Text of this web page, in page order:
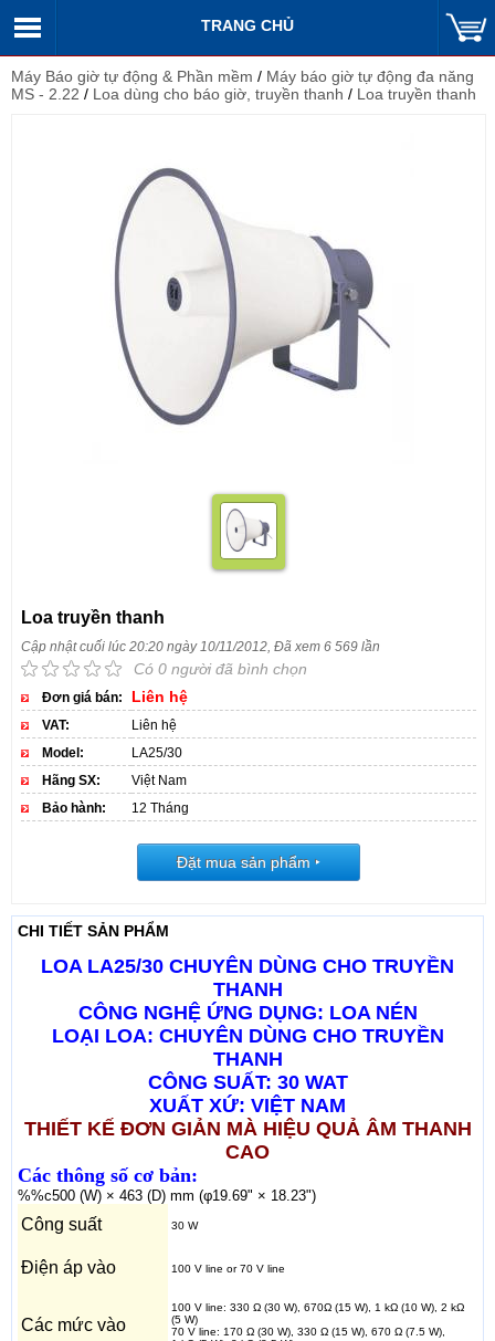
TRANG CHỦ
Máy Báo giờ tự động & Phần mềm / Máy báo giờ tự động đa năng
MS - 2.22 / Loa dùng cho báo giờ, truyền thanh / Loa truyền thanh
Loa truyền thanh
Cập nhật cuối lúc 20:20 ngày 10/11/2012, Đã xem 6 569 lần
Có 0 người đã bình chọn
Đơn giá bán: Liên hệ
VAT:
Liên hệ
Model:
LA25/30
Hãng SX:
Việt Nam
Bảo hành:
12 Tháng
Đặt mua sản phẩm ‣
CHI TIẾT SẢN PHẨM
LOA LA25/30 CHUYÊN DÙNG CHO TRUYỀN
THANH
CÔNG NGHỆ ỨNG DỤNG: LOA NÉN
LOẠI LOA: CHUYÊN DÙNG CHO TRUYỀN
THANH
CÔNG SUẤT: 30 WAT
XUẤT XỨ: VIỆT NAM
THIẾT KẾ ĐƠN GIẢN MÀ HIỆU QUẢ ÂM THANH
CAO
Các thông số cơ bản:
%%c500 (W) × 463 (D) mm (φ19.69" × 18.23")
Công suất 30 W
Điện áp vào 100 V line or 70 V line
Các mức vào
100 V line: 330 Ω (30 W), 670Ω (15 W), 1 kΩ (10 W), 2 kΩ
(5 W)
70 V line: 170 Ω (30 W), 330 Ω (15 W), 670 Ω (7.5 W),